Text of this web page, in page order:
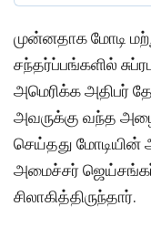
முன்னதாக மோடி
சந்தர்ப்பங்களில்
அமெரிக்க அதிபர்
அவருக்கு வந்த
செய்தது மோடியின்
அமைச்சர் ஜெய்சங்கர்
சிலாகித்திருந்தார்.